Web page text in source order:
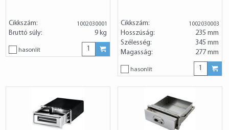
Cikkszám: 1002030001
Bruttó súly: 9 kg
hasonlít
Cikkszám: 1002030003
Hosszúság:
235 mm
Szélesség:
345 mm
Magasság:
277 mm
hasonlít